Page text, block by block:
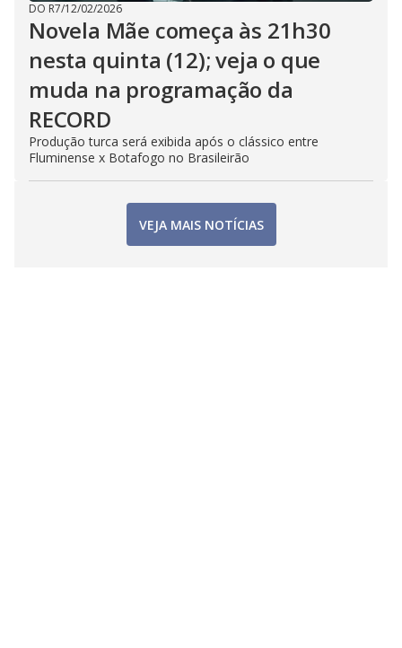
DO R7/12/02/2026
Novela Mãe começa às 21h30
nesta quinta (12); veja o que
muda na programação da
RECORD
Produção turca será exibida após o clássico entre
Fluminense x Botafogo no Brasileirão
VEJA MAIS NOTÍCIAS